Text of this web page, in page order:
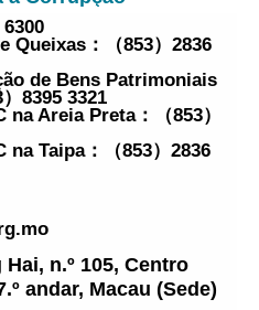
Queixas：（853）2836
de Bens Patrimoniais
8395 3321
na Areia Preta：（853）
na Taipa：（853）2836
n.º 105, Centro
andar, Macau (Sede)